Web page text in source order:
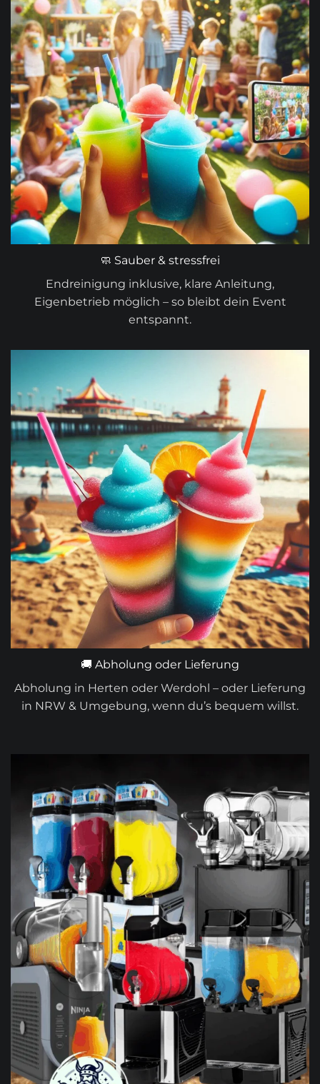
🧼 Sauber & stressfrei
Endreinigung inklusive, klare Anleitung,
Eigenbetrieb möglich – so bleibt dein Event
entspannt.
🚚 Abholung oder Lieferung
Abholung in Herten oder Werdohl – oder Lieferung
in NRW & Umgebung, wenn du’s bequem willst.